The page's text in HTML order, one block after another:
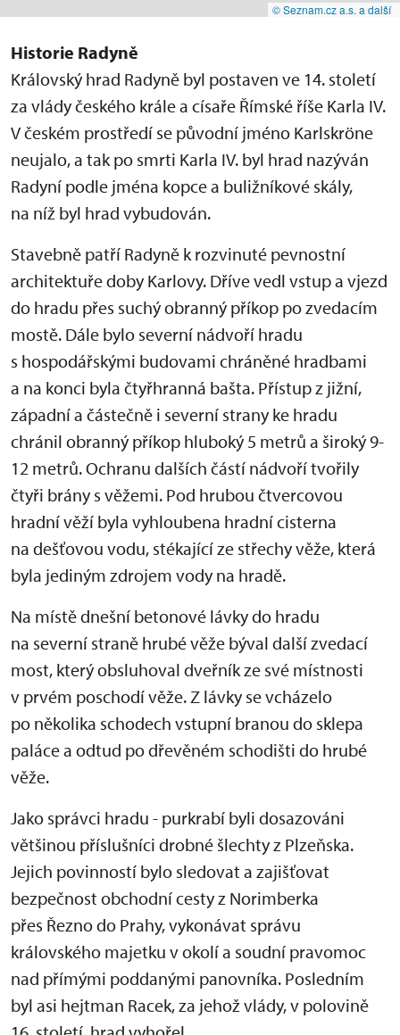
© Seznam.cz a.s. a další
Historie Radyně
Královský hrad Radyně byl postaven ve 14. století
za vlády českého krále a císaře Římské říše Karla IV.
V českém prostředí se původní jméno Karlskröne
neujalo, a tak po smrti Karla IV. byl hrad nazýván
Radyní podle jména kopce a buližníkové skály,
na níž byl hrad vybudován.
Stavebně patří Radyně k rozvinuté pevnostní
architektuře doby Karlovy. Dříve vedl vstup a vjezd
do hradu přes suchý obranný příkop po zvedacím
mostě. Dále bylo severní nádvoří hradu
s hospodářskými budovami chráněné hradbami
a na konci byla čtyřhranná bašta. Přístup z jižní,
západní a částečně i severní strany ke hradu
chránil obranný příkop hluboký 5 metrů a široký 9-
12 metrů. Ochranu dalších částí nádvoří tvořily
čtyři brány s věžemi. Pod hrubou čtvercovou
hradní věží byla vyhloubena hradní cisterna
na dešťovou vodu, stékající ze střechy věže, která
byla jediným zdrojem vody na hradě.
Na místě dnešní betonové lávky do hradu
na severní straně hrubé věže býval další zvedací
most, který obsluhoval dveřník ze své místnosti
v prvém poschodí věže. Z lávky se vcházelo
po několika schodech vstupní branou do sklepa
paláce a odtud po dřevěném schodišti do hrubé
věže.
Jako správci hradu - purkrabí byli dosazováni
většinou příslušníci drobné šlechty z Plzeňska.
Jejich povinností bylo sledovat a zajišťovat
bezpečnost obchodní cesty z Norimberka
přes Řezno do Prahy, vykonávat správu
královského majetku v okolí a soudní pravomoc
nad přímými poddanými panovníka. Posledním
byl asi hejtman Racek, za jehož vlády, v polovině